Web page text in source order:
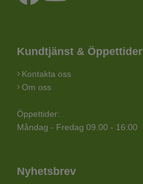
Kundtjänst & Öppettider
Kontakta oss
Om oss
Öppettider:
Måndag - Fredag 09.00 - 16:00
Nyhetsbrev